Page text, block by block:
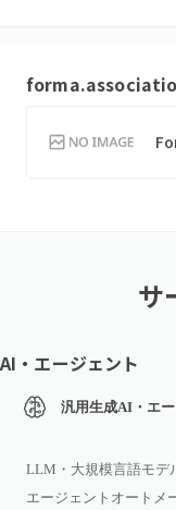
サ
AI・エージェント
汎用生成AI・エ
LLM・大規模言語モデ
エージェントオートメ